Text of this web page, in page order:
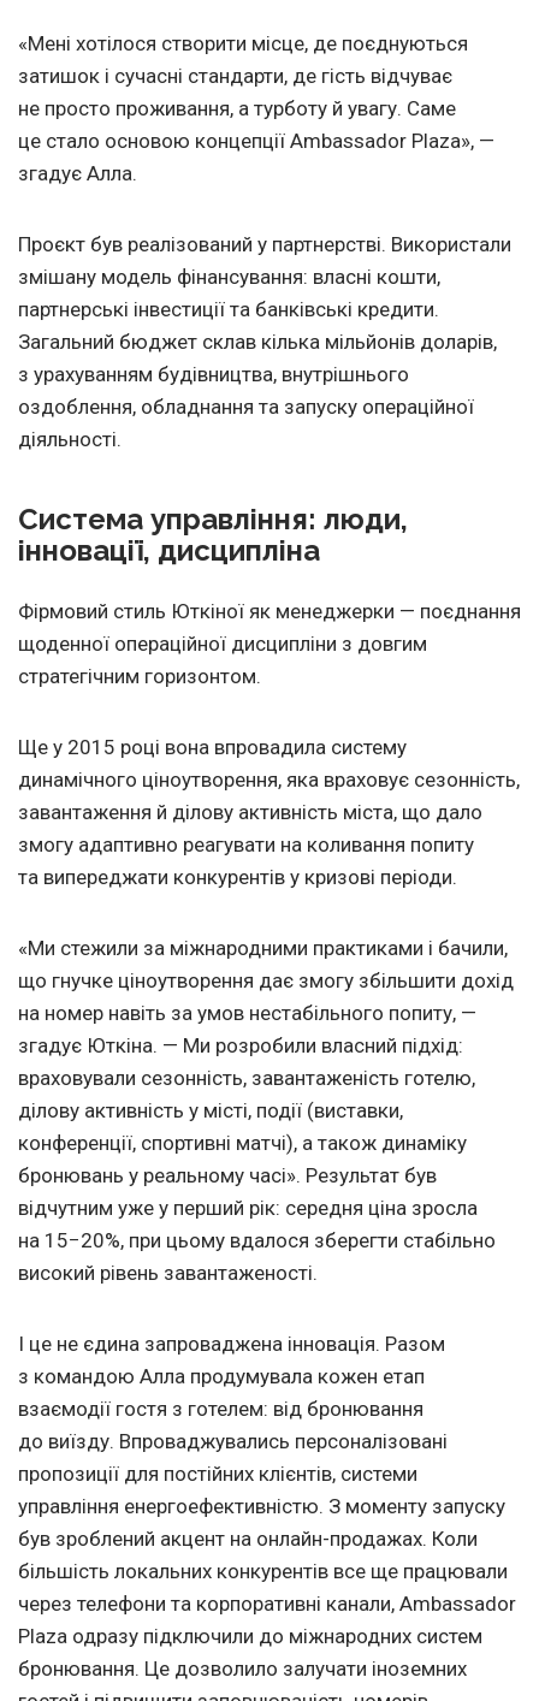
«Мені хотілося створити місце, де поєднуються
затишок і сучасні стандарти, де гість відчуває
не просто проживання, а турботу й увагу. Саме
це стало основою концепції Ambassador Plaza», —
згадує Алла.
Проєкт був реалізований у партнерстві. Використали
змішану модель фінансування: власні кошти,
партнерські інвестиції та банківські кредити.
Загальний бюджет склав кілька мільйонів доларів,
з урахуванням будівництва, внутрішнього
оздоблення, обладнання та запуску операційної
діяльності.
Система управління: люди,
інновації, дисципліна
Фірмовий стиль Юткіної як менеджерки — поєднання
щоденної операційної дисципліни з довгим
стратегічним горизонтом.
Ще у 2015 році вона впровадила систему
динамічного ціноутворення, яка враховує сезонність,
завантаження й ділову активність міста, що дало
змогу адаптивно реагувати на коливання попиту
та випереджати конкурентів у кризові періоди.
«Ми стежили за міжнародними практиками і бачили,
що гнучке ціноутворення дає змогу збільшити дохід
на номер навіть за умов нестабільного попиту, —
згадує Юткіна. — Ми розробили власний підхід:
враховували сезонність, завантаженість готелю,
ділову активність у місті, події (виставки,
конференції, спортивні матчі), а також динаміку
бронювань у реальному часі». Результат був
відчутним уже у перший рік: середня ціна зросла
на 15−20%, при цьому вдалося зберегти стабільно
високий рівень завантаженості.
І це не єдина запроваджена інновація. Разом
з командою Алла продумувала кожен етап
взаємодії гостя з готелем: від бронювання
до виїзду. Впроваджувались персоналізовані
пропозиції для постійних клієнтів, системи
управління енергоефективністю. З моменту запуску
був зроблений акцент на онлайн-продажах. Коли
більшість локальних конкурентів все ще працювали
через телефони та корпоративні канали, Ambassador
Plaza одразу підключили до міжнародних систем
бронювання. Це дозволило залучати іноземних